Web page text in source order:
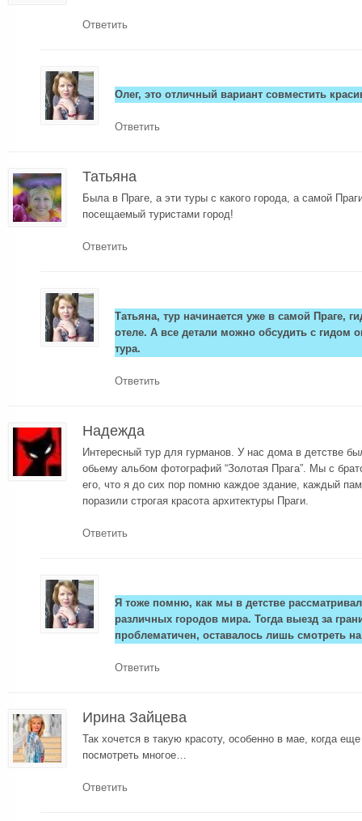
Ответить
Олег, это отличный вариант совместить
Ответить
Татьяна
Была в Праге, а эти туры с какого города, а самой
посещаемый туристами город!
Ответить
Татьяна, тур начинается уже в самой Праге,
отеле. А все детали можно обсудить с гидом
тура.
Ответить
Надежда
Интересный тур для гурманов. У нас дома в детстве
обьему альбом фотографий “Золотая Прага”. Мы с
его, что я до сих пор помню каждое здание, каждый
поразили строгая красота архитектуры Праги.
Ответить
Я тоже помню, как мы в детстве
различных городов мира. Тогда выезд за
проблематичен, оставалось лишь смотреть
Ответить
Ирина Зайцева
Так хочется в такую красоту, особенно в мае, когда
посмотреть многое…
Ответить